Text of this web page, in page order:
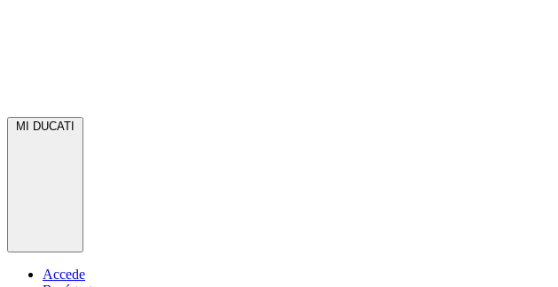
MI DUCATI
Accede